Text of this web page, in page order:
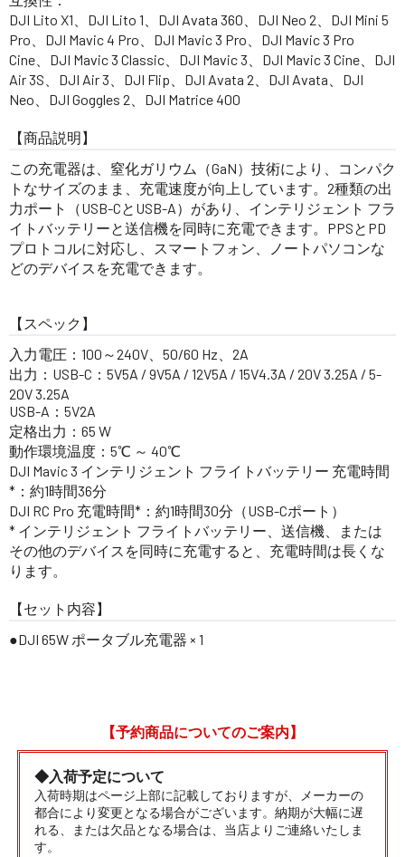
DJI Lito X1、DJI Lito 1、DJI Avata 360、DJI Neo 2、DJI Mini 5
Pro、DJI Mavic 4 Pro、DJI Mavic 3 Pro、DJI Mavic 3 Pro
Cine、DJI Mavic 3 Classic、DJI Mavic 3、DJI Mavic 3 Cine、DJI
Air 3S、DJI Air 3、DJI Flip、DJI Avata 2、DJI Avata、DJI
Neo、DJI Goggles 2、DJI Matrice 400
【商品説明】
この充電器は、窒化ガリウム（GaN）技術により、コンパク
トなサイズのまま、充電速度が向上しています。2種類の出
力ポート（USB-CとUSB-A）があり、インテリジェント フラ
イトバッテリーと送信機を同時に充電できます。PPSとPD
プロトコルに対応し、スマートフォン、ノートパソコンな
どのデバイスを充電できます。
【スペック】
入力電圧：100～240V、50/60 Hz、2A
出力：USB-C：5V5A / 9V5A / 12V5A / 15V4.3A / 20V 3.25A / 5-
20V 3.25A
USB-A：5V2A
定格出力：65 W
動作環境温度：5℃ ～ 40℃
DJI Mavic 3 インテリジェント フライトバッテリー 充電時間
*：約1時間36分
DJI RC Pro 充電時間*：約1時間30分（USB-Cポート）
* インテリジェント フライトバッテリー、送信機、または
その他のデバイスを同時に充電すると、充電時間は長くな
ります。
【セット内容】
●DJI 65W ポータブル充電器 × 1
【予約商品についてのご案内】
◆入荷予定について
入荷時期はページ上部に記載しておりますが、メーカーの
都合により変更となる場合がございます。納期が大幅に遅
れる、または欠品となる場合は、当店よりご連絡いたしま
す。